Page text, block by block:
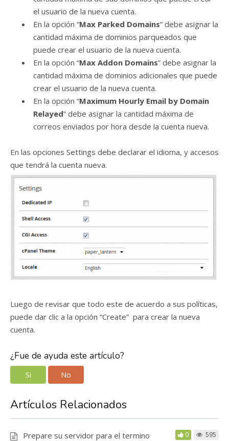
el usuario de la nueva cuenta.
En la opción “Max Parked Domains” debe asignar la
cantidad máxima de dominios parqueados que
puede crear el usuario de la nueva cuenta.
En la opción “Max Addon Domains” debe asignar la
cantidad máxima de dominios adicionales que puede
crear el usuario de la nueva cuenta.
En la opción “Maximum Hourly Email by Domain
Relayed” debe asignar la cantidad máxima de
correos enviados por hora desde la cuenta nueva.
En las opciones Settings debe declarar el idioma, y accesos
que tendrá la cuenta nueva.
Luego de revisar que todo este de acuerdo a sus políticas,
puede dar clic a la opción “Create” para crear la nueva
cuenta.
¿Fue de ayuda este artículo?
Si No
Artículos Relacionados
Prepare su servidor para el termino
0 595